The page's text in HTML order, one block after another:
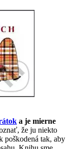
a je mierne
že ju niekto
poškodená tak, aby